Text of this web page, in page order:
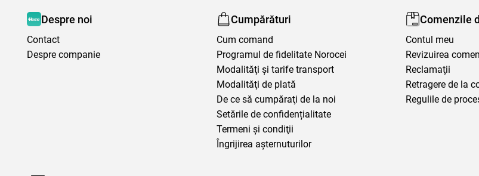
Despre noi
Contact
Despre companie
Cumpărături
Cum comand
Programul de fidelitate Norocei
Modalităţi şi tarife transport
Modalităţi de plată
De ce să cumpăraţi de la noi
Setările de confidențialitate
Termeni şi condiţii
Îngrijirea așternuturilor
Comenzile
Contul meu
Revizuirea
Reclamaţii
Retragere de la
Regulile de